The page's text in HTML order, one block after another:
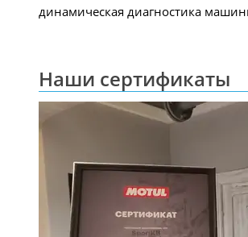
динамическая диагностика
Наши сертификаты